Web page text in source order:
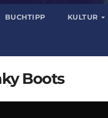
BUCHTIPP KULTUR
Boots